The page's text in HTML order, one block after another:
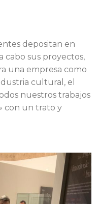
depositan en
cabo sus proyectos,
una empresa como
cultural, el
nuestros trabajos
con un trato y